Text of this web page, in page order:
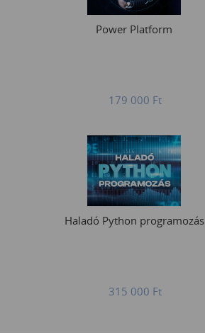
Power Platform
179 000 Ft
Haladó Python programozás
315 000 Ft